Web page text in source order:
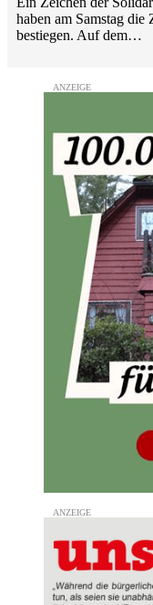
haben am Samstag die
bestiegen. Auf dem…